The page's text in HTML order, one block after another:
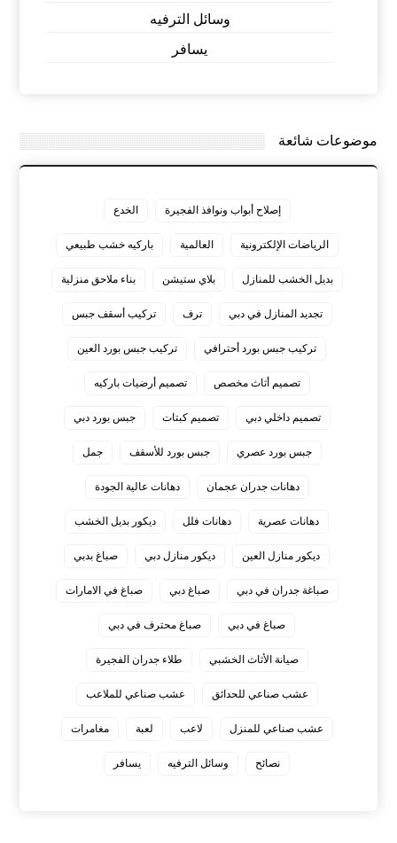
وسائل الترفيه
يسافر
موضوعات شائعة
إصلاح أبواب ونوافذ الفجيرة الخدع
الرياضات الإلكترونية العالمية باركيه خشب طبيعي
بديل الخشب للمنازل بلاي ستيشن بناء ملاحق منزلية
تجديد المنازل في دبي ترف تركيب أسقف جبس
تركيب جبس بورد أحترافي تركيب جبس بورد العين
تصميم أثاث مخصص تصميم أرضيات باركيه
تصميم داخلي دبي تصميم كبتات جبس بورد دبي
جبس بورد عصري جبس بورد للأسقف جمل
دهانات جدران عجمان دهانات عالية الجودة
دهانات عصرية دهانات فلل ديكور بديل الخشب
ديكور منازل العين ديكور منازل دبي صباغ بدبي
صباغة جدران في دبي صباغ دبي صباغ في الامارات
صباغ في دبي صباغ محترف في دبي
صيانة الأثاث الخشبي طلاء جدران الفجيرة
عشب صناعي للحدائق عشب صناعي للملاعب
عشب صناعي للمنزل لاعب لعبة مغامرات
نصائح وسائل الترفيه يسافر